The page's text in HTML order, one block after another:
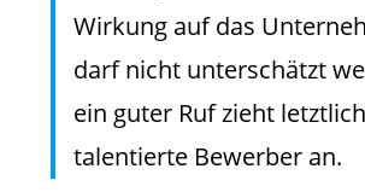
Wirkung auf das
darf nicht unterschätzt
ein guter Ruf zieht
talentierte Bewerber an.